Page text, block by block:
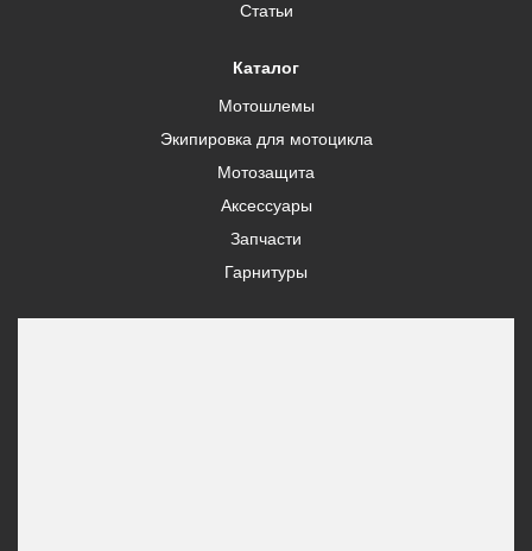
Статьи
Каталог
Мотошлемы
Экипировка для мотоцикла
Мотозащита
Аксессуары
Запчасти
Гарнитуры